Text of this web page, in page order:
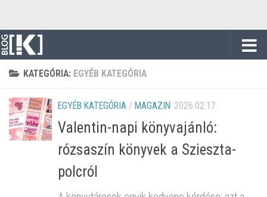
KATEGÓRIA: EGYÉB KATEGÓRIA
EGYÉB KATEGÓRIA / MAGAZIN 2026.02.17.
Valentin-napi könyvajánló:
rózsaszín könyvek a Szieszta-
polcról